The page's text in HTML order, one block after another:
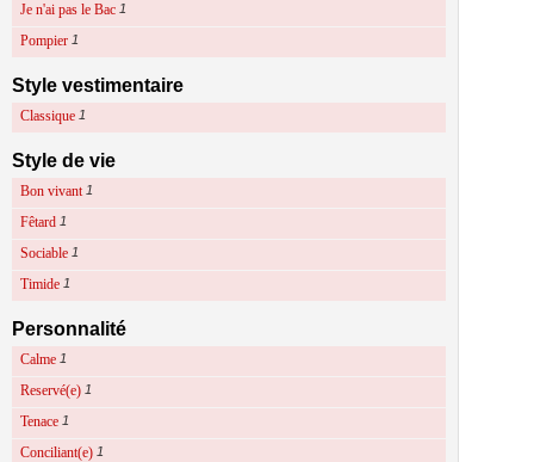
Je n'ai pas le Bac 1
Pompier 1
Style vestimentaire
Classique 1
Style de vie
Bon vivant 1
Fêtard 1
Sociable 1
Timide 1
Personnalité
Calme 1
Reservé(e) 1
Tenace 1
Conciliant(e) 1